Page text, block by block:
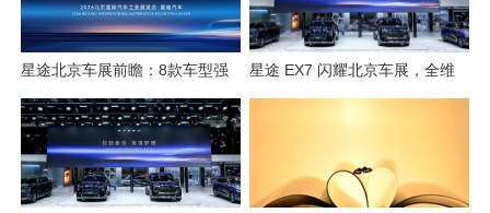
星途北京车展前瞻：8款车型强
势集结，开启3.0性能豪华探索
新姿态
星途 EX7 闪耀北京车展，全维